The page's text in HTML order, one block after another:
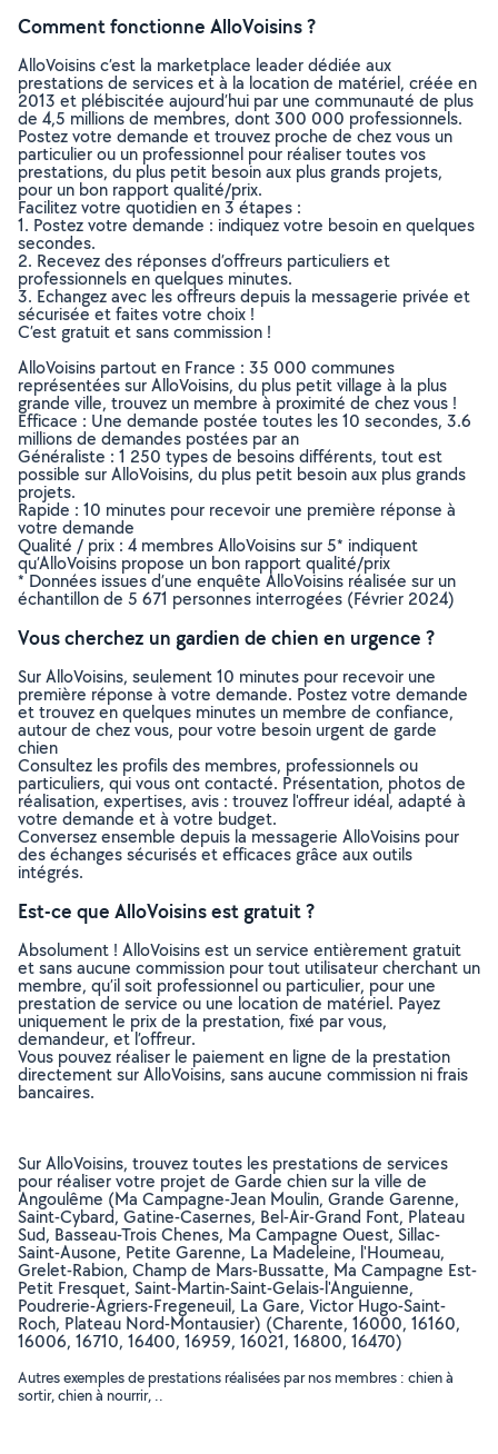
Comment fonctionne AlloVoisins ?
AlloVoisins c’est la marketplace leader dédiée aux
prestations de services et à la location de matériel, créée en
2013 et plébiscitée aujourd’hui par une communauté de plus
de 4,5 millions de membres, dont 300 000 professionnels.
Postez votre demande et trouvez proche de chez vous un
particulier ou un professionnel pour réaliser toutes vos
prestations, du plus petit besoin aux plus grands projets,
pour un bon rapport qualité/prix.
Facilitez votre quotidien en 3 étapes :
1. Postez votre demande : indiquez votre besoin en quelques
secondes.
2. Recevez des réponses d’offreurs particuliers et
professionnels en quelques minutes.
3. Echangez avec les offreurs depuis la messagerie privée et
sécurisée et faites votre choix !
C’est gratuit et sans commission !
AlloVoisins partout en France : 35 000 communes
représentées sur AlloVoisins, du plus petit village à la plus
grande ville, trouvez un membre à proximité de chez vous !
Efficace : Une demande postée toutes les 10 secondes, 3.6
millions de demandes postées par an
Généraliste : 1 250 types de besoins différents, tout est
possible sur AlloVoisins, du plus petit besoin aux plus grands
projets.
Rapide : 10 minutes pour recevoir une première réponse à
votre demande
Qualité / prix : 4 membres AlloVoisins sur 5* indiquent
qu’AlloVoisins propose un bon rapport qualité/prix
* Données issues d’une enquête AlloVoisins réalisée sur un
échantillon de 5 671 personnes interrogées (Février 2024)
Vous cherchez un gardien de chien en urgence ?
Sur AlloVoisins, seulement 10 minutes pour recevoir une
première réponse à votre demande. Postez votre demande
et trouvez en quelques minutes un membre de confiance,
autour de chez vous, pour votre besoin urgent de garde
chien
Consultez les profils des membres, professionnels ou
particuliers, qui vous ont contacté. Présentation, photos de
réalisation, expertises, avis : trouvez l'offreur idéal, adapté à
votre demande et à votre budget.
Conversez ensemble depuis la messagerie AlloVoisins pour
des échanges sécurisés et efficaces grâce aux outils
intégrés.
Est-ce que AlloVoisins est gratuit ?
Absolument ! AlloVoisins est un service entièrement gratuit
et sans aucune commission pour tout utilisateur cherchant un
membre, qu’il soit professionnel ou particulier, pour une
prestation de service ou une location de matériel. Payez
uniquement le prix de la prestation, fixé par vous,
demandeur, et l’offreur.
Vous pouvez réaliser le paiement en ligne de la prestation
directement sur AlloVoisins, sans aucune commission ni frais
bancaires.
Sur AlloVoisins, trouvez toutes les prestations de services
pour réaliser votre projet de Garde chien sur la ville de
Angoulême (Ma Campagne-Jean Moulin, Grande Garenne,
Saint-Cybard, Gatine-Casernes, Bel-Air-Grand Font, Plateau
Sud, Basseau-Trois Chenes, Ma Campagne Ouest, Sillac-
Saint-Ausone, Petite Garenne, La Madeleine, l'Houmeau,
Grelet-Rabion, Champ de Mars-Bussatte, Ma Campagne Est-
Petit Fresquet, Saint-Martin-Saint-Gelais-l'Anguienne,
Poudrerie-Agriers-Fregeneuil, La Gare, Victor Hugo-Saint-
Roch, Plateau Nord-Montausier) (Charente, 16000, 16160,
16006, 16710, 16400, 16959, 16021, 16800, 16470)
Autres exemples de prestations réalisées par nos membres : chien à
sortir, chien à nourrir, ..